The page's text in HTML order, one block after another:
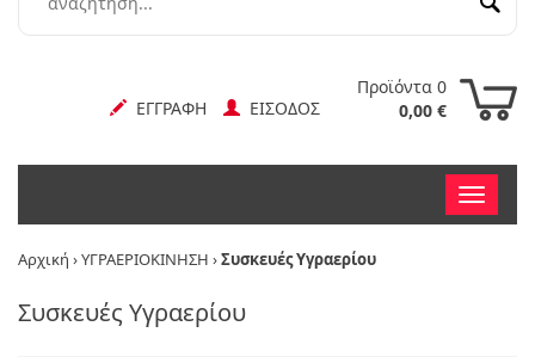
Προϊόντα 0
0,00 €
ΕΓΓΡΑΦΗ ΕΙΣΟΔΟΣ
Toggle
nav
Αρχική ›ΥΓΡΑΕΡΙΟΚΙΝΗΣΗ ›Συσκευές Υγραερίου
Συσκευές Υγραερίου